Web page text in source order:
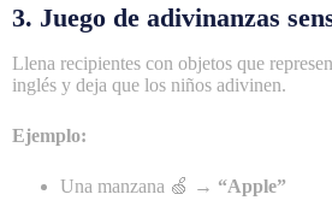
3. Juego de adivinanzas
Llena recipientes con objetos que
inglés y deja que los niños adivinen.
Ejemplo:
Una manzana 🍏 → “Apple”